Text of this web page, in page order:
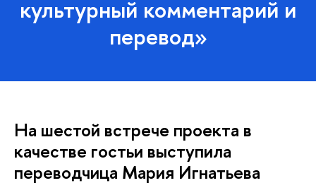
культурный комментарий и
перевод»
На шестой встрече проекта в
качестве гостьи выступила
переводчица Мария Игнатьева